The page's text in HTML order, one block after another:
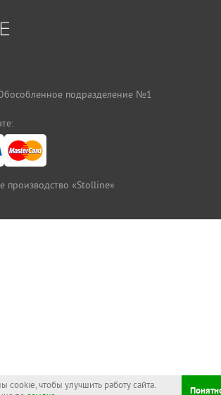
подразделение №1
производство «Stolline»
чтобы улучшить работу сайта.